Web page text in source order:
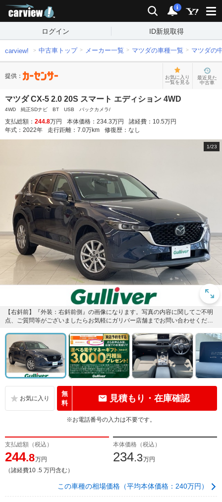
検索 通知
i
ログイン ID新規取得
carview! 中古車トップ メーカー一覧 マツダの車種一覧 マツダの
提供：
お気に入り
一覧を見る
最近見た
中古車
マツダ CX-5 2.0 20S スマート エディション 4WD
4WD 純正SDナビ BT USB バックカメラ/
支払総額： 244.8万円 本体価格： 234.3万円 諸経費： 10.5万円
年式： 2022年 走行距離： 7.0万km 修復歴： なし
1/23
【右斜前】『外装：右斜前側』の画像になります。写真の内容に関してご不明
点、ご質問等がございましたらお気軽にガリバー店舗までお問い合わせくださ
無
料
見積もり・在庫確認
※お電話番号の入力は不要です。
支払総額（税込）
244.8万円
（諸経費10 .5 万円含む）
本体価格（税込）
234.3万円
この車種の相場価格（平均本体価格：240万円）